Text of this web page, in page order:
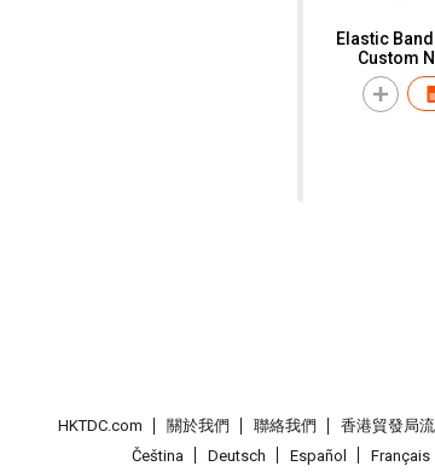
Elastic
Custom
HKTDC.com 關於我們 聯絡我們 香港貿發局
Čeština
Deutsch Español Français